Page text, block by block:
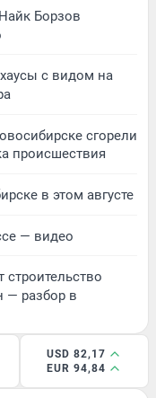
Борзов
с видом на
сгорели
происшествия
в этом августе
— видео
строительство
— разбор в
USD 82,17
EUR 94,84